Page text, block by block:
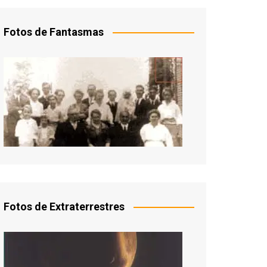
Fotos de Fantasmas
Fotos de Extraterrestres